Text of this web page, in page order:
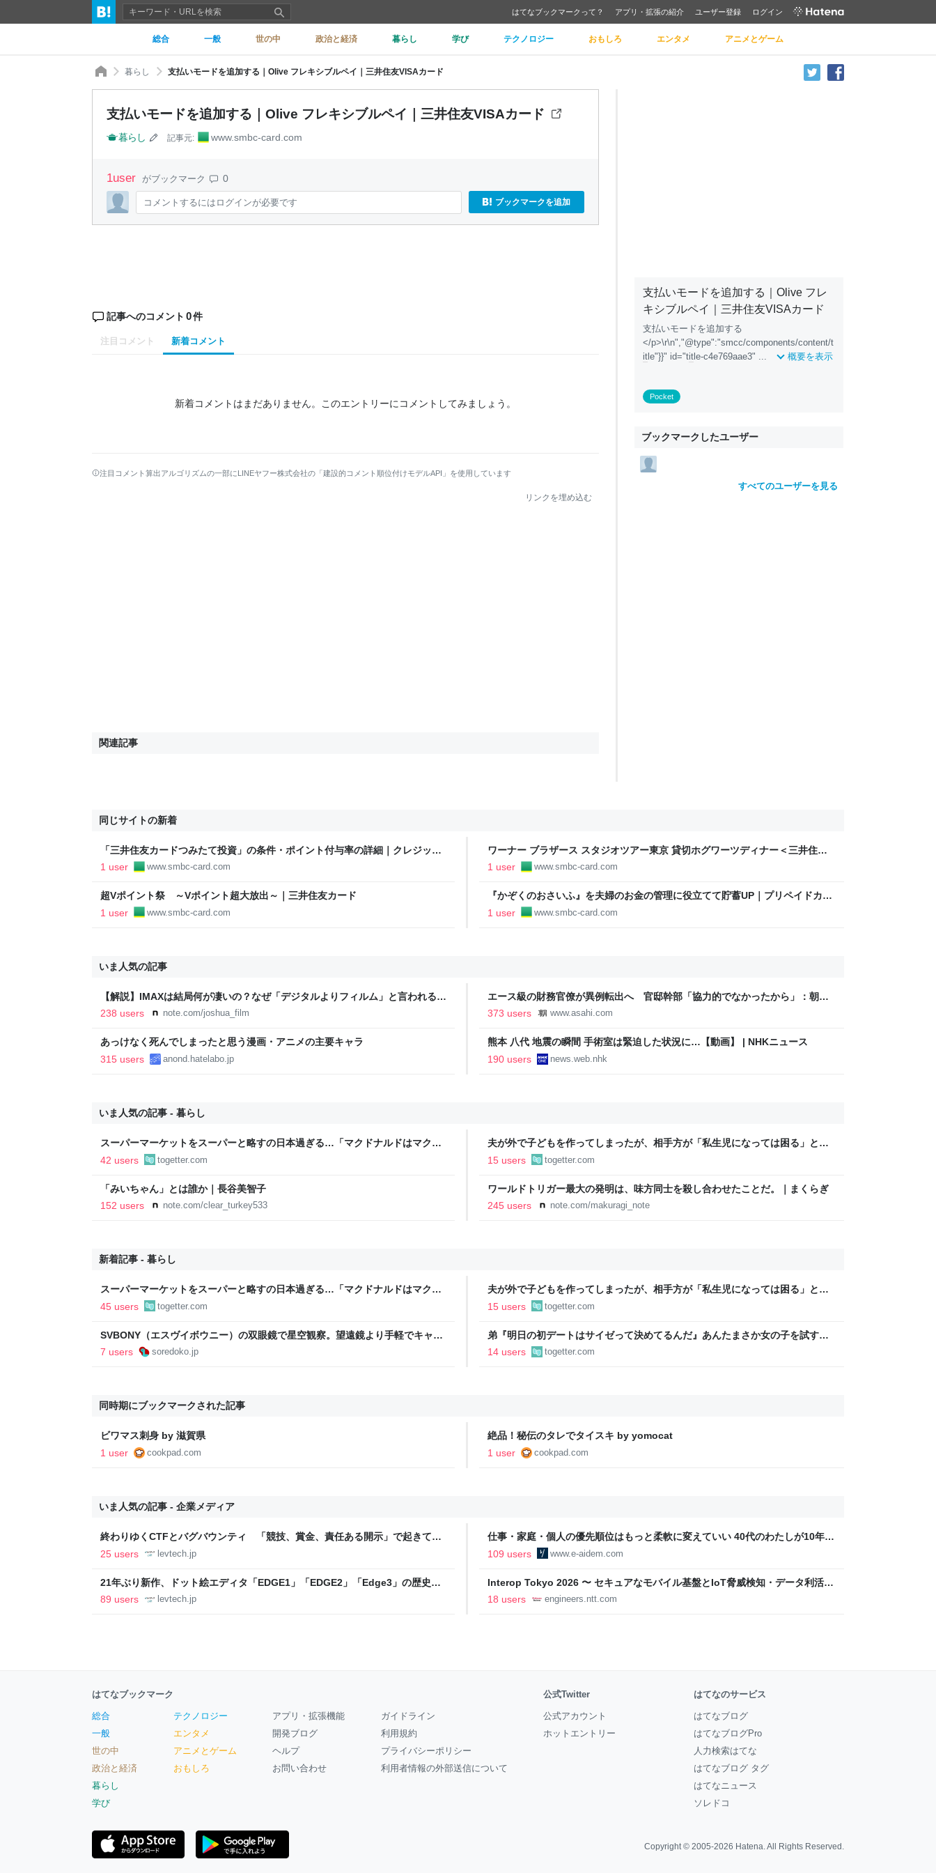
はてなブックマークって？ アプリ・拡張の紹介 ユーザー登録 ログイン
総合 一般 世の中 政治と経済 暮らし 学び テクノロジー おもしろ エンタメ アニメとゲーム
暮らし 支払いモードを追加する｜Olive フレキシブルペイ｜三井住友VISAカード
支払いモードを追加する｜Olive フレキシブルペイ｜三井住友VISAカード
暮らし 記事元: www.smbc-card.com
1user がブックマーク 0
コメントするにはログインが必要です ブックマークを追加
記事へのコメント 0件
注目コメント 新着コメント
新着コメントはまだありません。 このエントリーにコメントしてみましょう。
注目コメント算出アルゴリズムの一部にLINEヤフー株式会社の「建設的コメント順位付けモデルAPI」を使用しています
リンクを埋め込む
関連記事
支払いモードを追加する｜Olive フレ
キシブルペイ｜三井住友VISAカード
支払いモードを追加する
</p>\r\n","@type":"smcc/components/content/t
it le"}}" id="tit le-c4e769aae3" ... 概要を表示
Pocket
ブックマークしたユーザー
すべてのユーザーを見る
同じサイトの新着
「三井住友カードつみたて投資」の条件・ポイント付与率の詳細｜クレジット
カードの三井住友VISAカード
1 user www.smbc-card.com
ワーナー ブラザース スタジオツアー東京 貸切ホグワーツディナー＜三井住友
ビジネスプラチナカード for Owners【中小企業・個人事業主向け法人カード】
＞｜クレジットカードの三井住友カード
1 user www.smbc-card.com
超Vポイント祭 ～Vポイント超大放出～｜三井住友カード
1 user
www.smbc-card.com
『かぞくのおさいふ』を夫婦のお金の管理に役立てて貯蓄UP｜プリペイドカー
ドなら三井住友VISAカード
1 user www.smbc-card.com
いま人気の記事
【解説】IMAXは結局何が凄いの？なぜ「デジタルよりフィルム」と言われるの
か？｜Joshua Connolly
238 users note.com/joshua_film
エース級の財務官僚が異例転出へ 官邸幹部「協力的でなかったから」：朝日
新聞
373 users www.asahi.com
あっけなく死んでしまったと思う漫画・アニメの主要キャラ
315 users
anond.hatelabo.jp
熊本 八代 地震の瞬間 手術室は緊迫した状況に…【動画】 | NHKニュース
190 users
news.web.nhk
いま人気の記事 - 暮らし
スーパーマーケットをスーパーと略すの日本過ぎる…「マクドナルドはマクド
であるべき」「海外でもある」など
42 users togetter.com
夫が外で子どもを作ってしまったが、相手方が「私生児になっては困る」とお
金を包んで頭を下げに来ても応じず、晩年まで離婚に応じなかった親戚の話
15 users togetter.com
「みいちゃん」とは誰か｜長谷美智子
152 users
note.com/clear_turkey533
ワールドトリガー最大の発明は、味方同士を殺し合わせたことだ。｜まくらぎ
245 users
note.com/makuragi_note
新着記事 - 暮らし
スーパーマーケットをスーパーと略すの日本過ぎる…「マクドナルドはマクド
であるべき」「海外でもある」など
45 users togetter.com
夫が外で子どもを作ってしまったが、相手方が「私生児になっては困る」とお
金を包んで頭を下げに来ても応じず、晩年まで離婚に応じなかった親戚の話
15 users togetter.com
SVBONY（エスヴイボウニー）の双眼鏡で星空観察。望遠鏡より手軽でキャン
プでも大活躍 - ソレドコ
7 users soredoko.jp
弟『明日の初デートはサイゼって決めてるんだ』あんたまさか女の子を試すつ
もりで…！？→その後の展開に「やはりデートは相手への思いやりの気持ち」
14 users togetter.com
同時期にブックマークされた記事
ビワマス刺身 by 滋賀県
1 user
cookpad.com
絶品！秘伝のタレでタイスキ by yomocat
1 user
cookpad.com
いま人気の記事 - 企業メディア
終わりゆくCTFとバグバウンティ 「競技、賞金、責任ある開示」で起きてい
ること【フォーカス】 - レバテックLAB
25 users levtech.jp
仕事・家庭・個人の優先順位はもっと柔軟に変えていい 40代のわたしが10年後
の自分に伝えたいこと - りっすん by イーアイデム
109 users www.e-aidem.com
21年ぶり新作、ドット絵エディタ「EDGE1」「EDGE2」「Edge3」の歴史に
ついて作者に聞く【フォーカス】 - レバテックLAB
89 users levtech.jp
Interop Tokyo 2026 〜 セキュアなモバイル基盤とIoT脅威検知・データ利活用
への取り組み 〜 - NTT docomo Business Engineers' Blog
18 users engineers.ntt.com
はてなブックマーク
総合
一般
世の中
政治と経済
暮らし
学び
テクノロジー
エンタメ
アニメとゲーム
おもしろ
アプリ・拡張機能
開発ブログ
ヘルプ
お問い合わせ
ガイドライン
利用規約
プライバシーポリシー
利用者情報の外部送信について
公式Twitter
公式アカウント
ホットエントリー
はてなのサービス
はてなブログ
はてなブログPro
人力検索はてな
はてなブログ タグ
はてなニュース
ソレドコ
Copyright © 2005-2026 Hatena. All Rights Reserved.